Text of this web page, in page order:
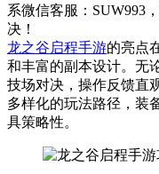
系微信客服：SUW993
决！
龙之谷启程手游的亮点
和丰富的副本设计。无
技场对决，操作反馈直
多样化的玩法路径，装
具策略性。